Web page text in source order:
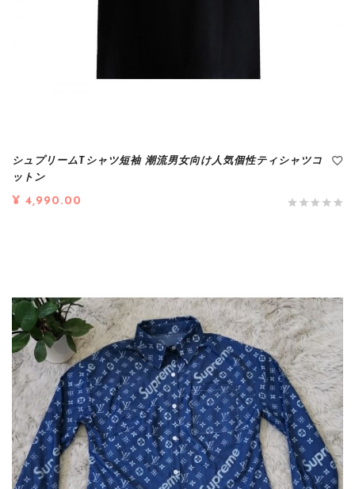
シュプリームTシャツ短袖 潮流男女向け人気個性ティシャツコ
ットン
¥ 4,990.00